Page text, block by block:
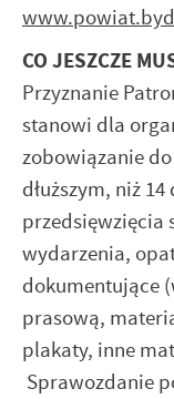
www.
CO JESZCZE
Przyznanie
stanowi dla
zobowiązanie
dłuższym, niż
przedsięwzięcia
wydarzenia,
dokumentujące
prasową,
plakaty, inne
Sprawozdanie